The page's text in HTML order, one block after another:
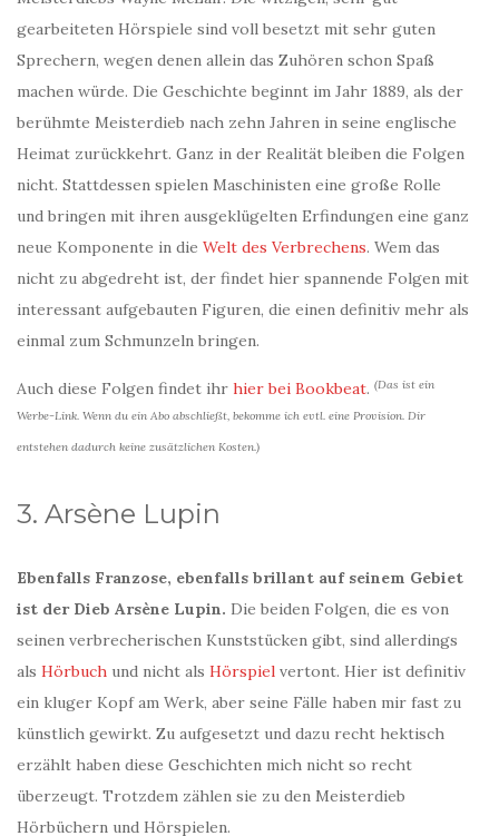
gearbeiteten Hörspiele sind voll besetzt mit sehr guten
Sprechern, wegen denen allein das Zuhören schon Spaß
machen würde. Die Geschichte beginnt im Jahr 1889, als der
berühmte Meisterdieb nach zehn Jahren in seine englische
Heimat zurückkehrt. Ganz in der Realität bleiben die Folgen
nicht. Stattdessen spielen Maschinisten eine große Rolle
und bringen mit ihren ausgeklügelten Erfindungen eine ganz
neue Komponente in die Welt des Verbrechens. Wem das
nicht zu abgedreht ist, der findet hier spannende Folgen mit
interessant aufgebauten Figuren, die einen definitiv mehr als
einmal zum Schmunzeln bringen.
Auch diese Folgen findet ihr hier bei Bookbeat. (Das ist ein
Werbe-Link. Wenn du ein Abo abschließt, bekomme ich evtl. eine Provision. Dir
entstehen dadurch keine zusätzlichen Kosten.)
3. Arsène Lupin
Ebenfalls Franzose, ebenfalls brillant auf seinem Gebiet
ist der Dieb Arsène Lupin. Die beiden Folgen, die es von
seinen verbrecherischen Kunststücken gibt, sind allerdings
als Hörbuch und nicht als Hörspiel vertont. Hier ist definitiv
ein kluger Kopf am Werk, aber seine Fälle haben mir fast zu
künstlich gewirkt. Zu aufgesetzt und dazu recht hektisch
erzählt haben diese Geschichten mich nicht so recht
überzeugt. Trotzdem zählen sie zu den Meisterdieb
Hörbüchern und Hörspielen.